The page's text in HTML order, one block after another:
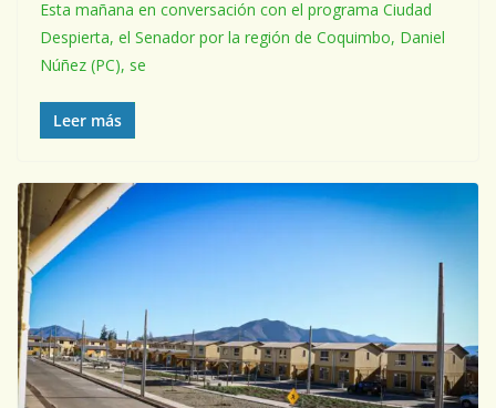
Esta mañana en conversación con el programa Ciudad
Despierta, el Senador por la región de Coquimbo, Daniel
Núñez (PC), se
Leer más